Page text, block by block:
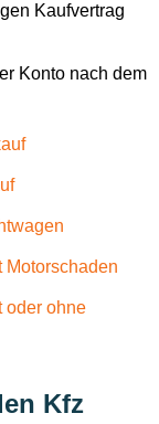
Kaufvertrag
Konto nach dem
Motorschaden
oder ohne
Kfz